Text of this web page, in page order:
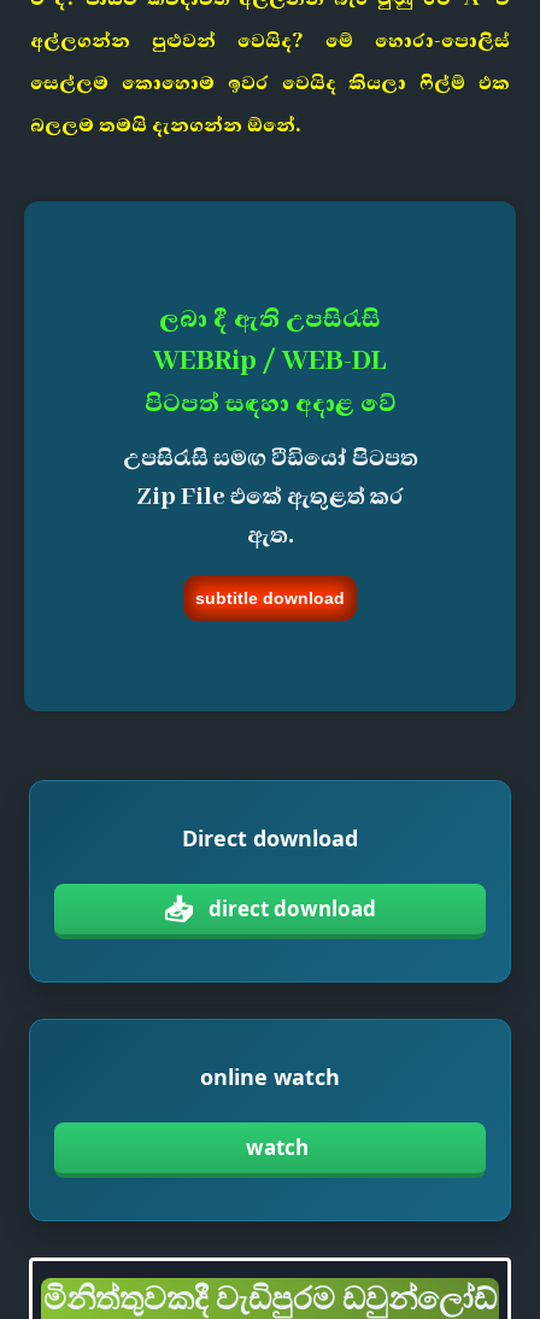
අල්ලගන්න පුළුවන් වෙයිද? මේ හොරා-පොලිස්
සෙල්ලම කොහොම ඉවර වෙයිද කියලා ෆිල්ම් එක
බලලම තමයි දැනගන්න ඕනේ.
ලබා දී ඇති උපසිරැසි
WEBRip / WEB-DL
පිටපත් සඳහා අදාළ වේ
උපසිරැසි සමඟ වීඩියෝ පිටපත
Zip File එකේ ඇතුළත් කර
ඇත.
subtitle download
Direct download
📥 direct download
online watch
watch
මිනිත්තුවකදී වැඩිපුරම ඩවුන්ලෝඩ්